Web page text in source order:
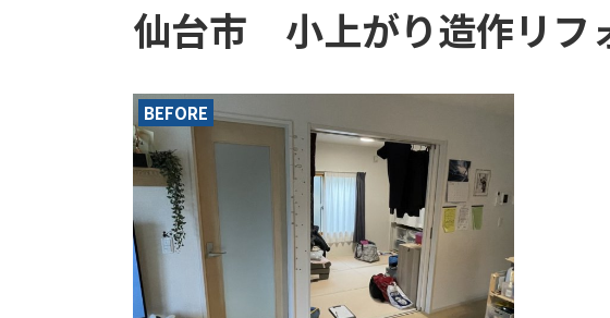
仙台市 小上がり造作リフ
BEFORE